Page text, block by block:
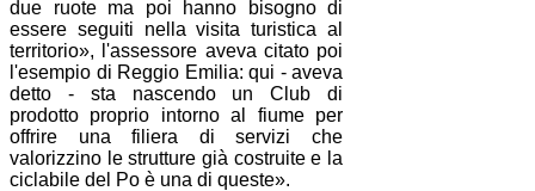
due ruote ma poi hanno bisogno di
essere seguiti nella visita turistica al
territorio», l'assessore aveva citato poi
l'esempio di Reggio Emilia: qui - aveva
detto - sta nascendo un Club di
prodotto proprio intorno al fiume per
offrire una filiera di servizi che
valorizzino le strutture già costruite e la
ciclabile del Po è una di queste».